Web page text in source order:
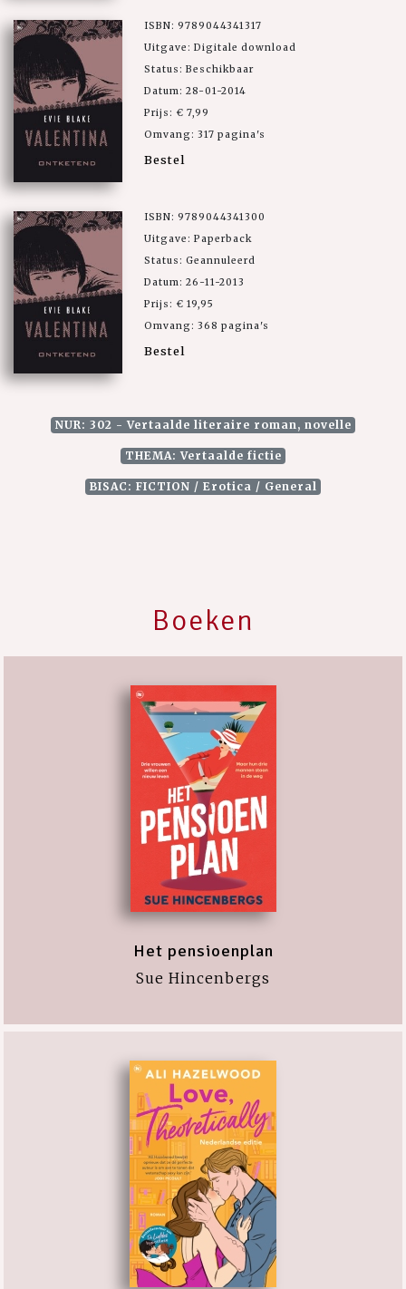
ISBN: 9789044341317
Uitgave: Digitale download
Status: Beschikbaar
Datum: 28-01-2014
Prijs: € 7,99
Omvang: 317 pagina's
Bestel
ISBN: 9789044341300
Uitgave: Paperback
Status: Geannuleerd
Datum: 26-11-2013
Prijs: € 19,95
Omvang: 368 pagina's
Bestel
NUR: 302 - Vertaalde literaire roman, novelle
THEMA: Vertaalde fictie
BISAC: FICTION / Erotica / General
Boeken
Het pensioenplan
Sue Hincenbergs